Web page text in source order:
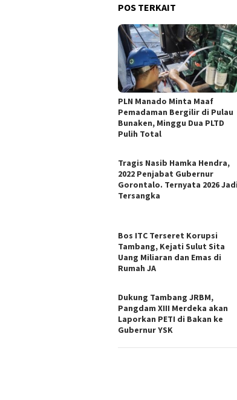
POS TERKAIT
PLN Manado Minta Maaf
Pemadaman Bergilir di Pulau
Bunaken, Minggu Dua PLTD
Pulih Total
Tragis Nasib Hamka Hendra,
2022 Penjabat Gubernur
Gorontalo. Ternyata 2026 Jadi
Tersangka
Bos ITC Terseret Korupsi
Tambang, Kejati Sulut Sita
Uang Miliaran dan Emas di
Rumah JA
Dukung Tambang JRBM,
Pangdam XIII Merdeka akan
Laporkan PETI di Bakan ke
Gubernur YSK